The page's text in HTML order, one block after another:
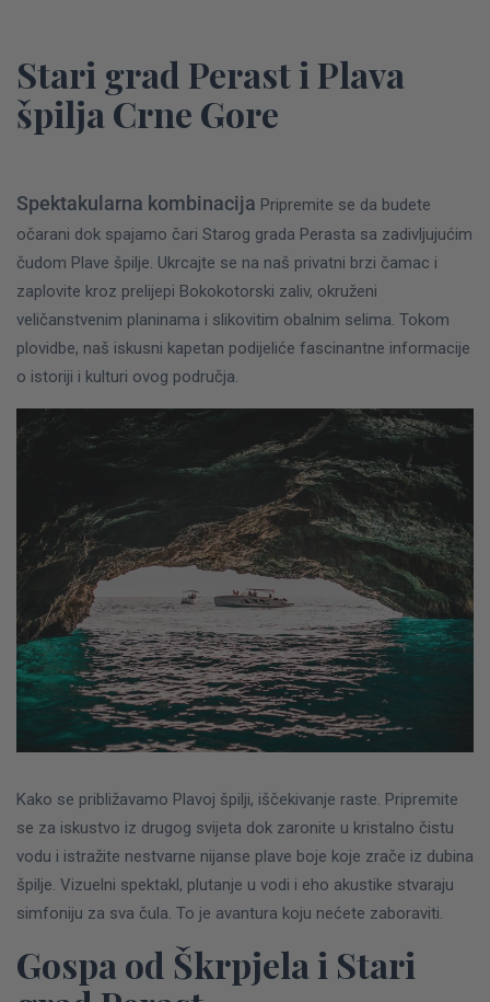
Stari grad Perast i Plava
špilja Crne Gore
Spektakularna kombinacija Pripremite se da budete
očarani dok spajamo čari Starog grada Perasta sa zadivljujućim
čudom Plave špilje. Ukrcajte se na naš privatni brzi čamac i
zaplovite kroz prelijepi Bokokotorski zaliv, okruženi
veličanstvenim planinama i slikovitim obalnim selima. Tokom
plovidbe, naš iskusni kapetan podijeliće fascinantne informacije
o istoriji i kulturi ovog područja.
Kako se približavamo Plavoj špilji, iščekivanje raste. Pripremite
se za iskustvo iz drugog svijeta dok zaronite u kristalno čistu
vodu i istražite nestvarne nijanse plave boje koje zrače iz dubina
špilje. Vizuelni spektakl, plutanje u vodi i eho akustike stvaraju
simfoniju za sva čula. To je avantura koju nećete zaboraviti.
Gospa od Škrpjela i Stari